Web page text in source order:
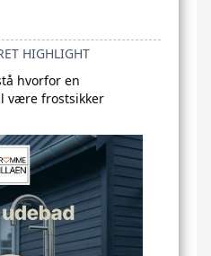
HIGHLIGHT
hvorfor en
være frostsikker